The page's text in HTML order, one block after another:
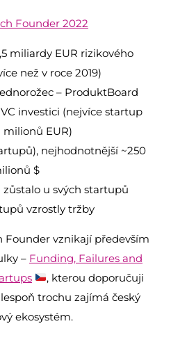
Founder 2022
miliardy EUR rizikového
než v roce 2019)
– ProduktBoard
VC investici (nejvíce startup
milionů EUR)
nejhodnotnější ~250
$
zůstalo u svých startupů
vzrostly tržby
Founder vznikají především
– Funding, Failures and
, kterou doporučuji
trochu zajímá český
ekosystém.